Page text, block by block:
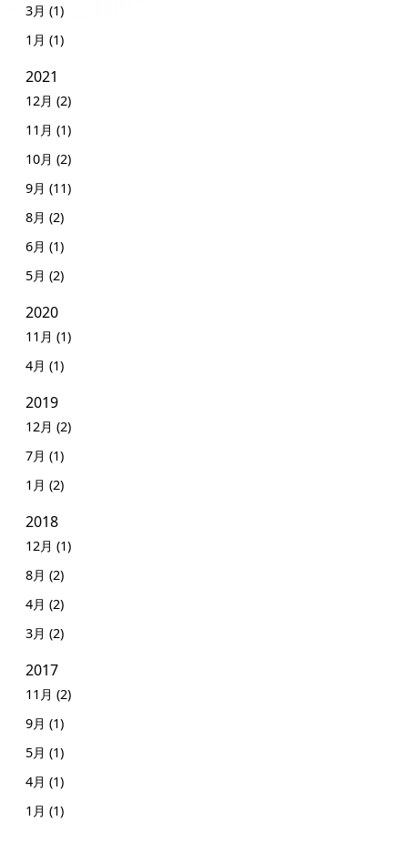
3月 (1)
1月 (1)
2021
12月 (2)
11月 (1)
10月 (2)
9月 (11)
8月 (2)
6月 (1)
5月 (2)
2020
11月 (1)
4月 (1)
2019
12月 (2)
7月 (1)
1月 (2)
2018
12月 (1)
8月 (2)
4月 (2)
3月 (2)
2017
11月 (2)
9月 (1)
5月 (1)
4月 (1)
1月 (1)